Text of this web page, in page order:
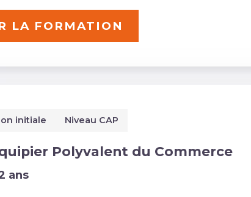
LA FORMATION
initiale Niveau CAP
Polyvalent du Commerce
ans